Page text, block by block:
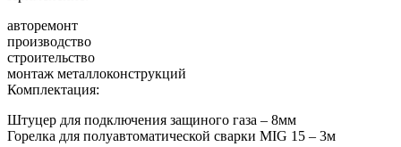
авторемонт
производство
строительство
монтаж металлоконструкций
Комплектация:
Штуцер для подключения защиного газа – 8мм
Горелка для полуавтоматической сварки MIG 15 – 3м